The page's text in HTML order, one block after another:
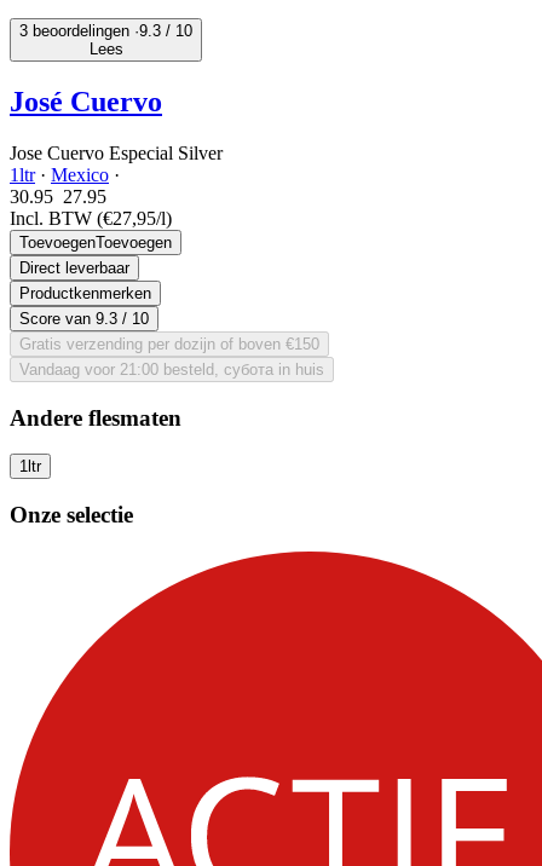
3 beoordelingen ·9.3 / 10
Lees
José Cuervo
Jose Cuervo Especial Silver
1ltr· Mexico ·
30.95 27.95
Incl. BTW (€27,95/l)
ToevoegenToevoegen
Direct leverbaar
Productkenmerken
Score van 9.3 / 10
Gratis verzending per dozijn of boven €150
Vandaag voor 21:00 besteld, субота in huis
Andere flesmaten
1ltr
Onze selectie